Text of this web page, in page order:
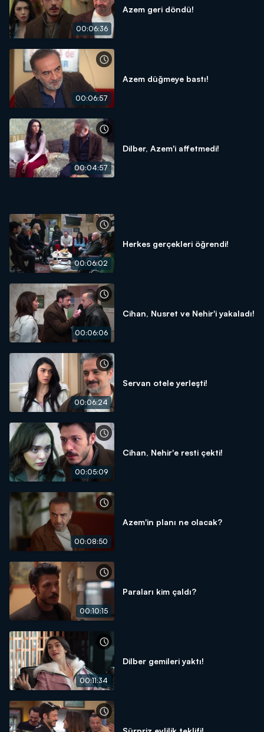
00:06:36
Azem geri döndü!
00:06:57
Azem düğmeye bastı!
00:04:57
Dilber, Azem'i affetmedi!
00:06:02
Herkes gerçekleri öğrendi!
00:06:06
Cihan, Nusret ve Nehir'i yakaladı!
00:06:24
Servan otele yerleşti!
00:05:09
Cihan, Nehir'e resti çekti!
00:08:50
Azem'in planı ne olacak?
00:10:15
Paraları kim çaldı?
00:11:34
Dilber gemileri yaktı!